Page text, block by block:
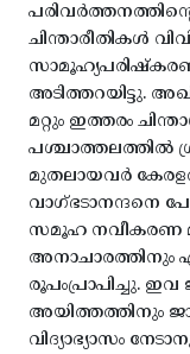
ചിന്താരീതികൾ
അടിത്തറയിട്ടു.
മറ്റും ഇത്തരം
പശ്ചാത്തലത്തിൽ
മുതലായവർ
വാഗ്ഭടാനന്ദനെ
സമൂഹ നവീകരണ
അനാചാരത്തിനും
രൂപംപ്രാപിച്ചു. ഇവ
അയിത്തത്തിനും
വിദ്യാഭ്യാസം